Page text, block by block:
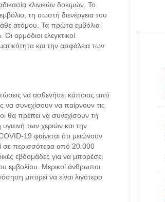
κλινικών δοκιμών. Το
τη σωστή διενέργεια του
ατόμου. Τα πρώτα εμβόλια
αρμόδιοι ελεγκτικοί
και την ασφάλεια των
να ασθενήσει κάποιος από
συνεχίσουν να παίρνουν τις
θα πρέπει να συνεχίσουν τη
των χεριών και την
19 φαίνεται ότι μειώνουν
σε περισσότερα από 20.000
εβδομάδες για να μπορέσει
εμβολίου. Μερικοί άνθρωποι
μπορεί να είναι λιγότερο